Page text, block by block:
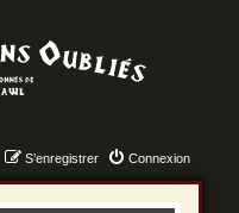
Connexion
S’enregistrer